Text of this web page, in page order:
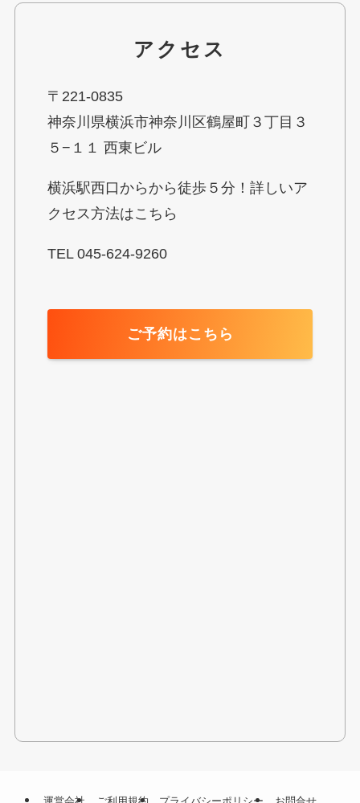
アクセス
〒221-0835
神奈川県横浜市神奈川区鶴屋町３丁目３
５−１１ 西東ビル
横浜駅西口からから徒歩５分！詳しいア
クセス方法はこちら
TEL 045-624-9260
ご予約はこちら